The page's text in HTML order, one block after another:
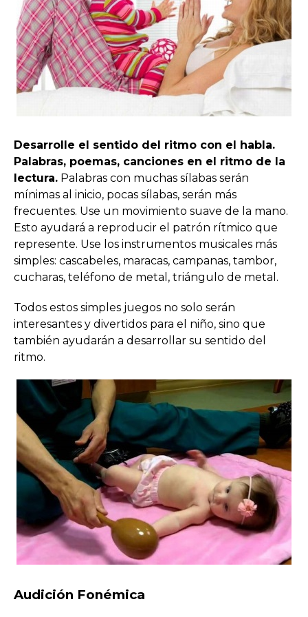
Desarrolle el sentido del ritmo con el habla.
Palabras, poemas, canciones en el ritmo de la
lectura. Palabras con muchas sílabas serán
mínimas al inicio, pocas sílabas, serán más
frecuentes. Use un movimiento suave de la mano.
Esto ayudará a reproducir el patrón rítmico que
represente. Use los instrumentos musicales más
simples: cascabeles, maracas, campanas, tambor,
cucharas, teléfono de metal, triángulo de metal.
Todos estos simples juegos no solo serán
interesantes y divertidos para el niño, sino que
también ayudarán a desarrollar su sentido del
ritmo.
Audición Fonémica